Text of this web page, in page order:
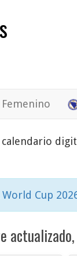
Femenino
World Cup